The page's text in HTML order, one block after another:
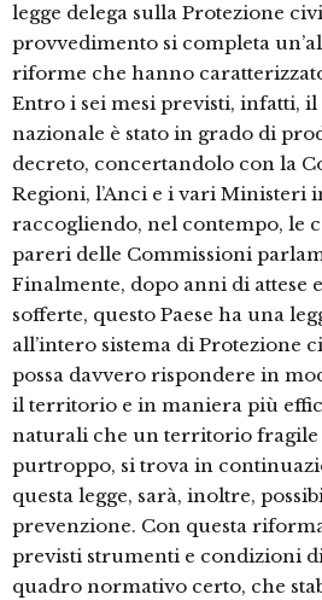
legge delega sulla Protezione
provvedimento si completa
riforme che hanno
Entro i sei mesi previsti, infatti,
nazionale è stato in grado di
decreto, concertandolo con la
Regioni, l’Anci e i vari Ministeri
raccogliendo, nel contempo, le
pareri delle Commissioni
Finalmente, dopo anni di attese
sofferte, questo Paese ha una
all’intero sistema di Protezione
possa davvero rispondere in
il territorio e in maniera più
naturali che un territorio fragile
purtroppo, si trova in
questa legge, sarà, inoltre,
prevenzione. Con questa
previsti strumenti e condizioni
quadro normativo certo, che